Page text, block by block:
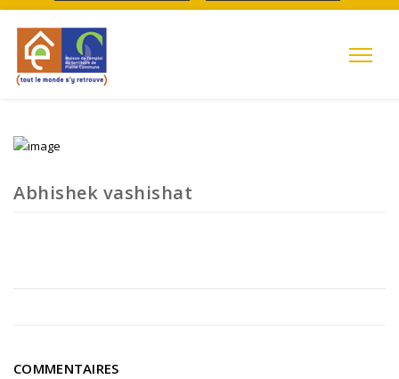
Abhishek vashishat
COMMENTAIRES